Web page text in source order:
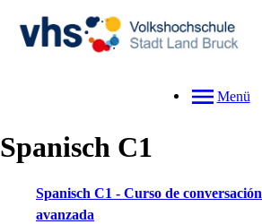
Menü
Spanisch C1
Spanisch C1 - Curso de conversación
avanzada